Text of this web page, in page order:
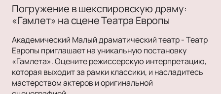
Погружение в шекспировскую драму:
«Гамлет» на сцене Театра Европы
Академический Малый драматический театр - Театр
Европы приглашает на уникальную постановку
«Гамлета». Оцените режиссерскую интерпретацию,
которая выходит за рамки классики, и насладитесь
мастерством актеров и оригинальной